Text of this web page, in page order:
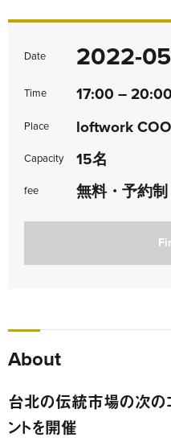
Date 2022-
Time 17:00 –
Place loftwork
Capacity 15名
fee 無料・予約制
About
台北の伝統市場の次の
ントを開催